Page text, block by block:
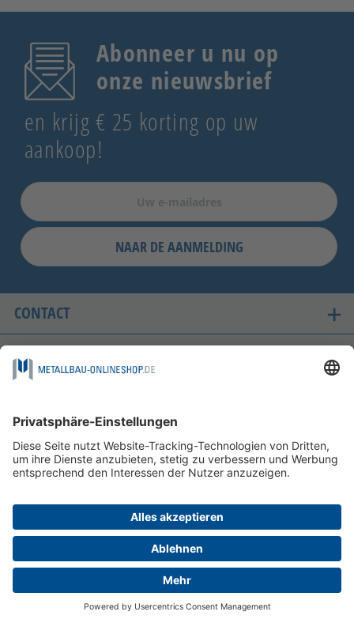
Abonneer u nu op
onze nieuwsbrief
en krijg € 25 korting op uw
aankoop!
NAAR DE AANMELDING
CONTACT
ONZE LANDEN VAN LEVERING
FOLGEN SIE UNS AUF
BETAALMOGELIJKHEDEN
HELP EN SERVICE
2026MDR Metallbau Onlineshop GmbH